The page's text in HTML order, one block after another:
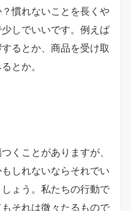
慣れないことを長くや
しでいいです。例えば
るとか、商品を受け取
とか。
くことがありますが、
しれないならそれでい
ょう。私たちの行動で
それは微々たるもので